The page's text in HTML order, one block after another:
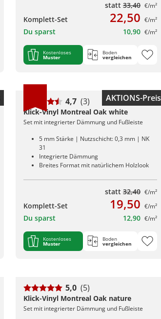
statt 33,40 €/m²
Komplett-Set 22,50 €/m²
Du sparst 10,90 €/m²
Kostenloses
Muster
Boden
vergleichen
AKTIONS-Preis
4,7 (3)
Klick-Vinyl Montreal Oak white
Set mit integrierter Dämmung und Fußleiste
5 mm Stärke | Nutzschicht: 0,3 mm | NK
31
Integrierte Dämmung
Breites Format mit natürlichem Holzlook
statt 32,40 €/m²
Komplett-Set 19,50 €/m²
Du sparst 12,90 €/m²
Kostenloses
Muster
Boden
vergleichen
5,0 (5)
Klick-Vinyl Montreal Oak nature
Set mit integrierter Dämmung und Fußleiste